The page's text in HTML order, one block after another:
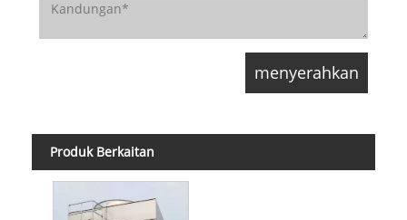
Produk Berkaitan